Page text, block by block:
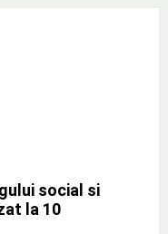
social si
la 10